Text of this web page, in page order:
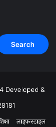
Developed &
लाइफस्टाइल